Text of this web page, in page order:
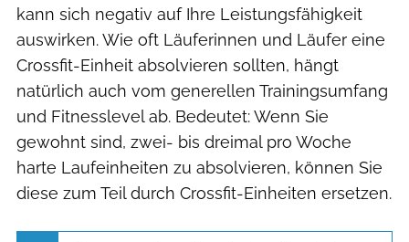
kann sich negativ auf Ihre Leistungsfähigkeit
auswirken. Wie oft Läuferinnen und Läufer eine
Crossfit-Einheit absolvieren sollten, hängt
natürlich auch vom generellen Trainingsumfang
und Fitnesslevel ab. Bedeutet: Wenn Sie
gewohnt sind, zwei- bis dreimal pro Woche
harte Laufeinheiten zu absolvieren, können Sie
diese zum Teil durch Crossfit-Einheiten ersetzen.